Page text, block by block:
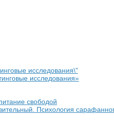
исследования\"
исследования»
свободой
Психология